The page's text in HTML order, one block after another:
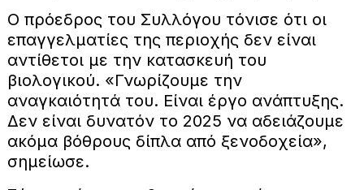
Ο πρόεδρος του Συλλόγου τόνισε ότι οι
επαγγελματίες της περιοχής δεν είναι
αντίθετοι με την κατασκευή του
βιολογικού. «Γνωρίζουμε την
αναγκαιότητά του. Είναι έργο ανάπτυξης.
Δεν είναι δυνατόν το 2025 να αδειάζουμε
ακόμα βόθρους δίπλα από ξενοδοχεία»,
σημείωσε.